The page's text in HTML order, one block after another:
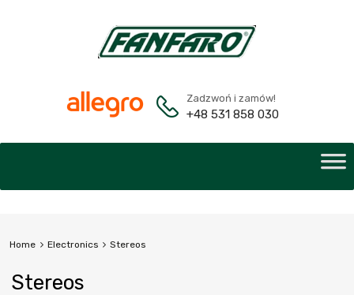
Zadzwoń i zamów!
+48 531 858 030
Home Electronics Stereos
Stereos